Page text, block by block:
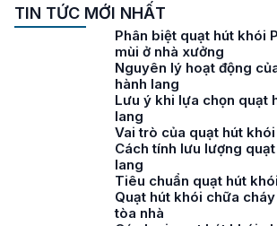
TIN TỨC MỚI NHẤT
Phân biệt quạt hút khói
mùi ở nhà xưởng
Nguyên lý hoạt động
hành lang
Lưu ý khi lựa chọn quạt
lang
Vai trò của quạt hút
Cách tính lưu lượng
lang
Tiêu chuẩn quạt hút
Quạt hút khói chữa
tòa nhà